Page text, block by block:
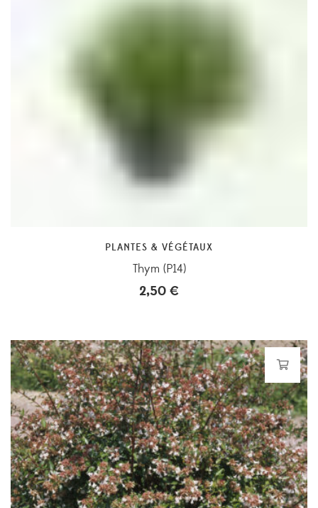
PLANTES & VÉGÉTAUX
Thym (P14)
2,50 €